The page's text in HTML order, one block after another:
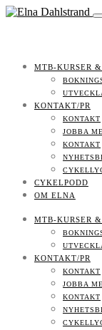
MTB-KURSER
KONTAKT/PR
KONTAKT
JOBBA
KONTAKT
CYKELPODD
OM ELNA
MTB-KURSER
KONTAKT/PR
KONTAKT
JOBBA
KONTAKT